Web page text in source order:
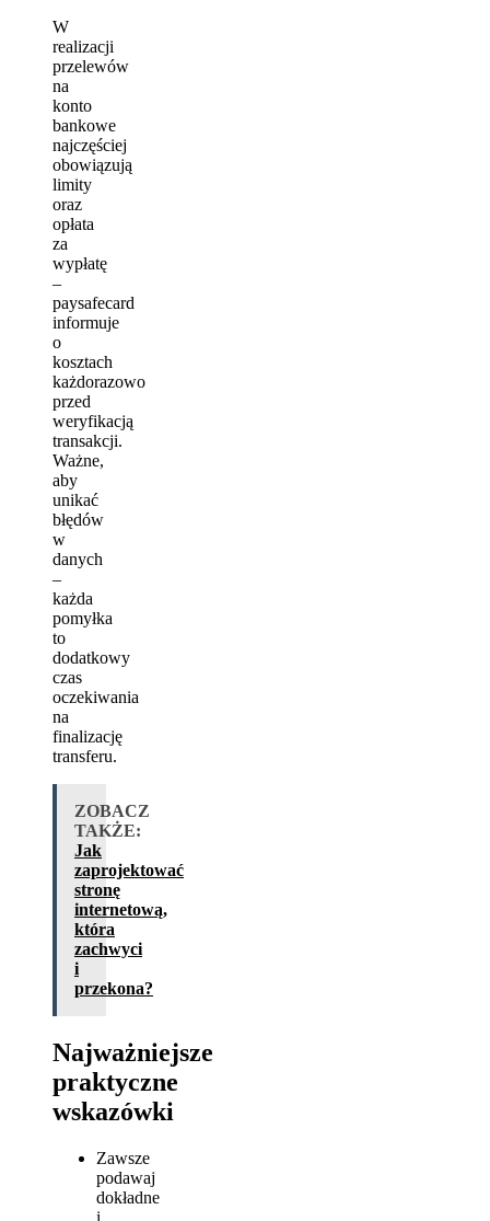
W
realizacji
przelewów
na
konto
bankowe
najczęściej
obowiązują
limity
oraz
opłata
za
wypłatę
–
paysafecard
informuje
o
kosztach
każdorazowo
przed
weryfikacją
transakcji.
Ważne,
aby
unikać
błędów
w
danych
–
każda
pomyłka
to
dodatkowy
czas
oczekiwania
na
finalizację
transferu.
ZOBACZ
TAKŻE:
Jak
zaprojektować
stronę
internetową,
która
zachwyci
i
przekona?
Najważniejsze
praktyczne
wskazówki
Zawsze
podawaj
dokładne
i